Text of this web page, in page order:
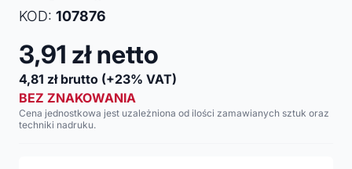
KOD: 107876
3,91 zł netto
4,81 zł brutto (+23% VAT)
BEZ ZNAKOWANIA
Cena jednostkowa jest uzależniona od ilości zamawianych sztuk oraz
techniki nadruku.